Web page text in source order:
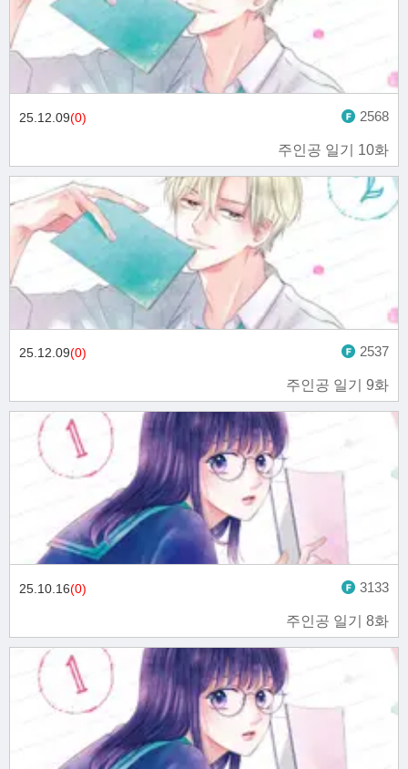
주인공 일기 10화
25.12.09(0) 2568
주인공 일기 9화
25.12.09(0) 2537
주인공 일기 8화
25.10.16(0) 3133